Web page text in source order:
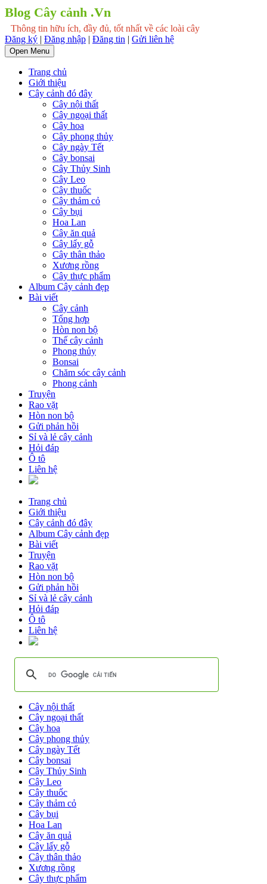
Blog Cây cảnh .Vn
Thông tin hữu ích, đầy đủ, tốt nhất về các loài cây
Đăng ký | Đăng nhập | Đăng tin | Gửi liên hệ
Open Menu
Trang chủ
Giới thiệu
Cây cảnh đó đây
Cây nội thất
Cây ngoại thất
Cây hoa
Cây phong thủy
Cây ngày Tết
Cây bonsai
Cây Thủy Sinh
Cây Leo
Cây thuốc
Cây thảm cỏ
Cây bụi
Hoa Lan
Cây ăn quả
Cây lấy gỗ
Cây thân thảo
Xương rồng
Cây thực phẩm
Album Cây cảnh đẹp
Bài viết
Cây cảnh
Tổng hợp
Hòn non bộ
Thế cây cảnh
Phong thủy
Bonsai
Chăm sóc cây cảnh
Phong cảnh
Truyện
Rao vặt
Hòn non bộ
Gửi phản hồi
Sỉ và lẻ cây cảnh
Hỏi đáp
Ô tô
Liên hệ
Trang chủ
Giới thiệu
Cây cảnh đó đây
Album Cây cảnh đẹp
Bài viết
Truyện
Rao vặt
Hòn non bộ
Gửi phản hồi
Sỉ và lẻ cây cảnh
Hỏi đáp
Ô tô
Liên hệ
Cây nội thất
Cây ngoại thất
Cây hoa
Cây phong thủy
Cây ngày Tết
Cây bonsai
Cây Thủy Sinh
Cây Leo
Cây thuốc
Cây thảm cỏ
Cây bụi
Hoa Lan
Cây ăn quả
Cây lấy gỗ
Cây thân thảo
Xương rồng
Cây thực phẩm